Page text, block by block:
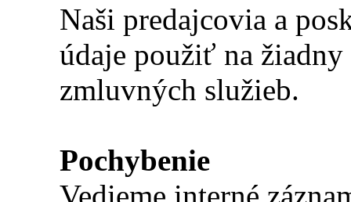
Naši predajcovia a
údaje použiť na
zmluvných služieb.
Pochybenie